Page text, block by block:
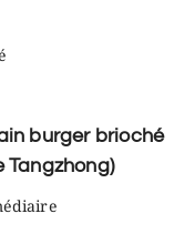
burger brioché
Tangzhong)